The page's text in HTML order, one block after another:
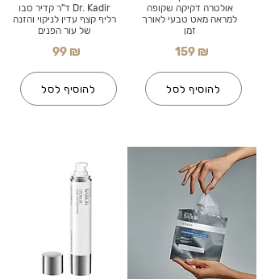
Dr. Kadir ד"ר קדיר סבו
רליף קצף עדין לניקוי והזנה
של עור הפנים
99 ₪
להוסיף לסל
אולטרה דקיקה שקופה
למראה מאט טבעי לאורך
זמן
159 ₪
להוסיף לסל